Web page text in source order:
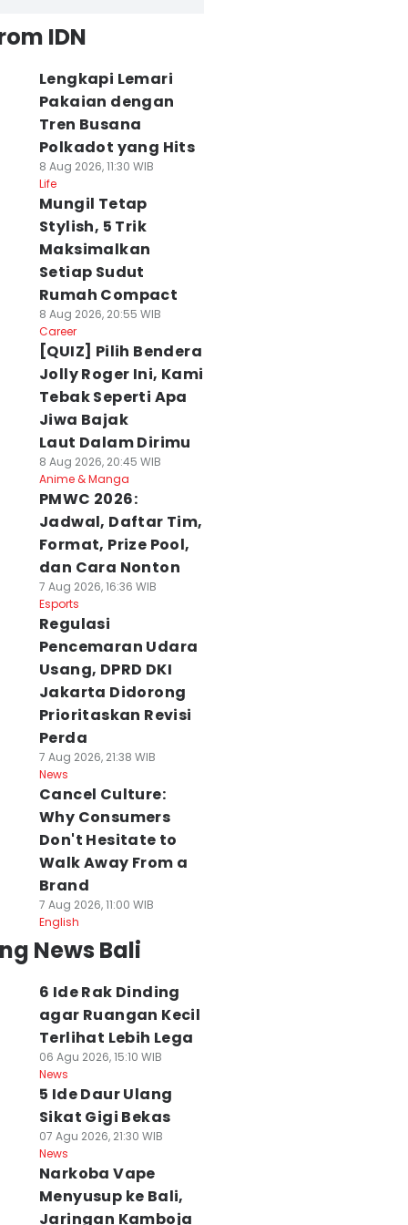
IDN
Lengkapi Lemari
Pakaian dengan
Tren Busana
Polkadot yang Hits
8 Aug 2026, 11:30 WIB
Life
Mungil Tetap
Stylish, 5 Trik
Maksimalkan
Setiap Sudut
Rumah Compact
8 Aug 2026, 20:55 WIB
Career
[QUIZ] Pilih Bendera
Jolly Roger Ini, Kami
Tebak Seperti Apa
Jiwa Bajak
Laut Dalam Dirimu
8 Aug 2026, 20:45 WIB
Anime & Manga
PMWC 2026:
Jadwal, Daftar Tim,
Format, Prize Pool,
dan Cara Nonton
7 Aug 2026, 16:36 WIB
Esports
Regulasi
Pencemaran Udara
Usang, DPRD DKI
Jakarta Didorong
Prioritaskan Revisi
Perda
7 Aug 2026, 21:38 WIB
News
Cancel Culture:
Why Consumers
Don't Hesitate to
Walk Away From a
Brand
7 Aug 2026, 11:00 WIB
English
News Bali
6 Ide Rak Dinding
agar Ruangan Kecil
Terlihat Lebih Lega
06 Agu 2026, 15:10 WIB
News
5 Ide Daur Ulang
Sikat Gigi Bekas
07 Agu 2026, 21:30 WIB
News
Narkoba Vape
Menyusup ke Bali,
Jaringan Kamboja